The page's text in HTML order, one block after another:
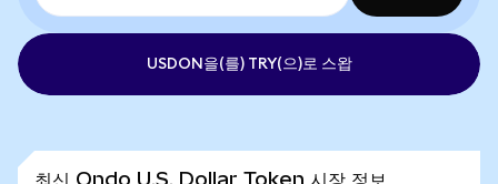
USDON을(를) TRY(으)로 스왑
최신 Ondo U.S. Dollar Token 시장 정보